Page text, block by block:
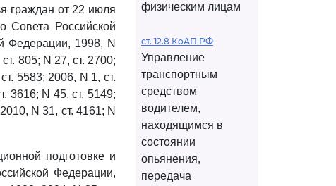
граждан от 22 июля
Совета Российской
Федерации, 1998, N
805; N 27, ст. 2700;
5583; 2006, N 1, ст.
3616; N 45, ст. 5149;
N 31, ст. 4161; N
подготовке и
Федерации,
физическим лицам
ст. 12.8 КоАП РФ
Управление
транспортным
средством
водителем,
находящимся в
состоянии
опьянения,
передача